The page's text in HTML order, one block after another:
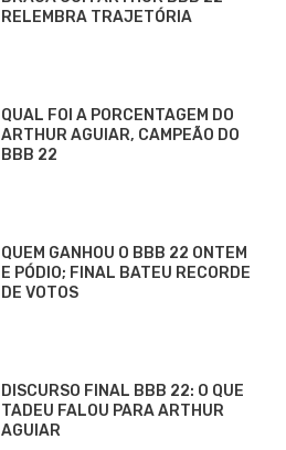
RELEMBRA TRAJETÓRIA
QUAL FOI A PORCENTAGEM DO
ARTHUR AGUIAR, CAMPEÃO DO
BBB 22
QUEM GANHOU O BBB 22 ONTEM
E PÓDIO; FINAL BATEU RECORDE
DE VOTOS
DISCURSO FINAL BBB 22: O QUE
TADEU FALOU PARA ARTHUR
AGUIAR